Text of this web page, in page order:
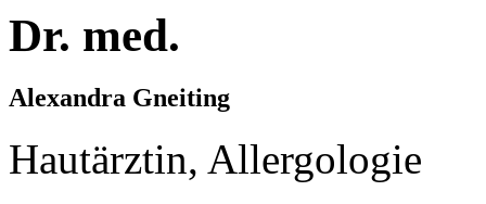
Dr. med.
Alexandra Gneiting
Hautärztin, Allergologie